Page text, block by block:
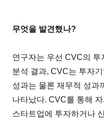
무엇을 발견했나?
연구자는 우선 CVC의
분석 결과, CVC는 투자
성과는 물론 재무적 성과
나타났다. CVC를 통해
스타트업에 투자하거나